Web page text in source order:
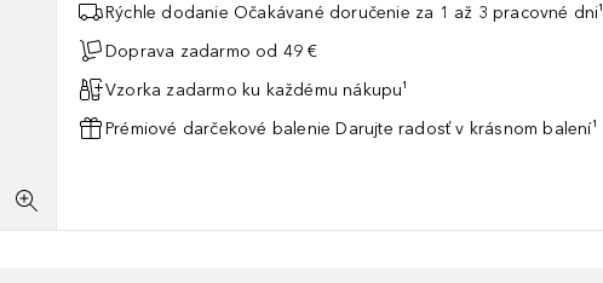
Rýchle dodanie Očakávané doručenie za 1 až 3 pracovné dni¹
Doprava zadarmo od 49 €
Vzorka zadarmo ku každému nákupu¹
Prémiové darčekové balenie Darujte radosť v krásnom balení¹